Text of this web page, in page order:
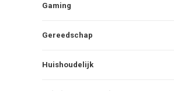
Gaming
Gereedschap
Huishoudelijk